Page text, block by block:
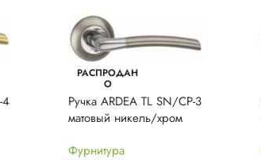
4
РАСПРОДАН
О
Ручка ARDEA TL SN/CP-3
матовый никель/хром
Фурнитура